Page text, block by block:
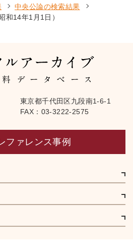
中央公論の検索結果
14年1月1日）
東京都千代田区九段南1-6-1
FAX：03-3222-2575
ファレンス事例